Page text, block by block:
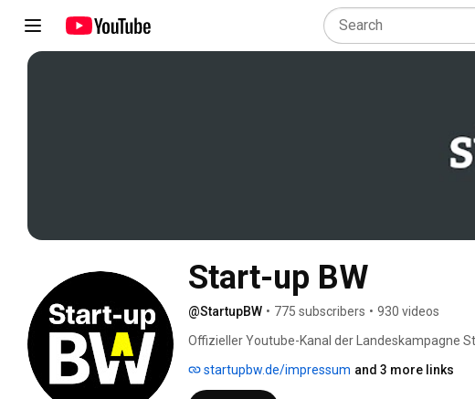
Start-up BW
@StartupBW • 775 subscribers • 930 videos
Offizieller Youtube-Kanal der Landeskampagne
startupbw.de/impressum and 3 more links